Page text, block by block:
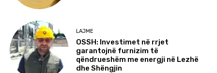
LAJME
OSSH: Investimet në rrjet
garantojnë furnizim të
qëndrueshëm me energji në Lezhë
dhe Shëngjin